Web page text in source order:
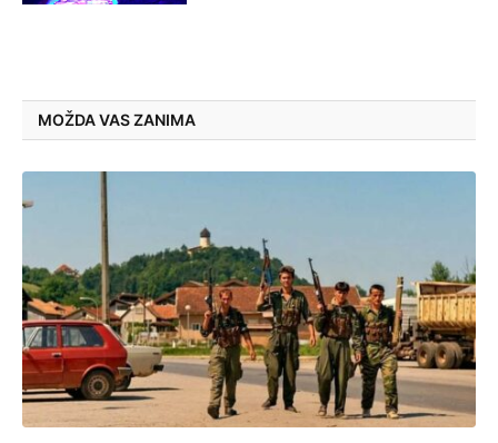
MOŽDA VAS ZANIMA